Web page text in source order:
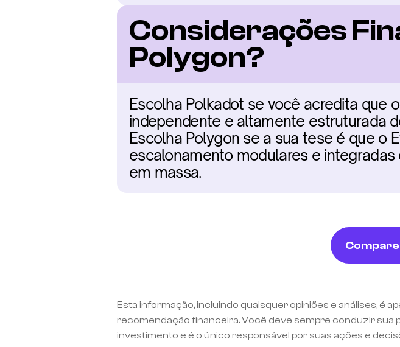
Considerações
Polygon?
Escolha Polkadot se você acredita que
independente e altamente estruturada
Escolha Polygon se a sua tese é que o
escalonamento modulares e
em massa.
Compare
Esta informação, incluindo quaisquer opiniões e análises, é
recomendação financeira. Você deve sempre conduzir sua
investimento e é o único responsável por suas ações e